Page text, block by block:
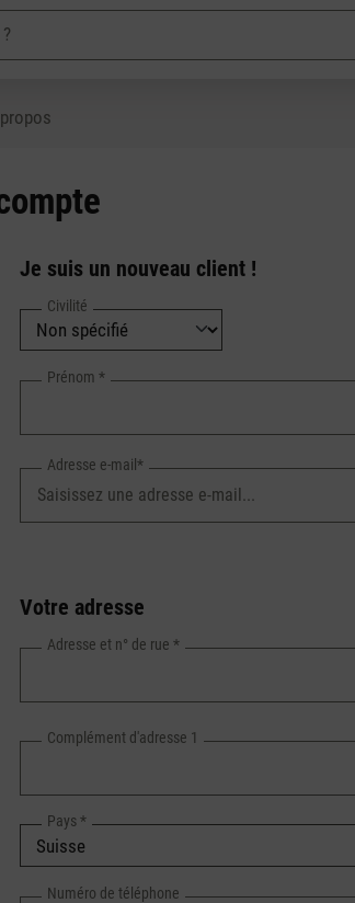
Je suis un nouveau client !
Civilité
Prénom*
Adresse e-mail*
Votre adresse
Adresse et n° de rue*
Complément d'adresse 1
Pays*
Numéro de téléphone